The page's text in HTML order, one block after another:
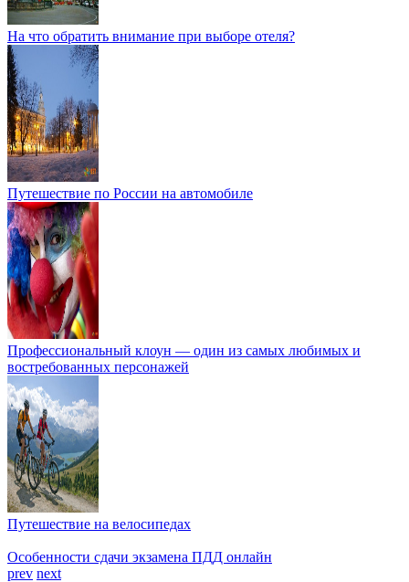
На что обратить внимание при выборе отеля?
Путешествие по России на автомобиле
Профессиональный клоун — один из самых любимых и
востребованных персонажей
Путешествие на велосипедах
Особенности сдачи экзамена ПДД онлайн
prev next